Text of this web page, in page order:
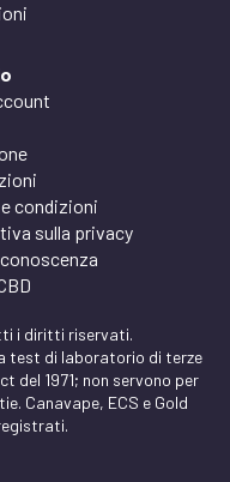
condizioni
sulla privacy
i diritti riservati.
test di laboratorio di terze
del 1971; non servono per
Canavape, ECS e Gold